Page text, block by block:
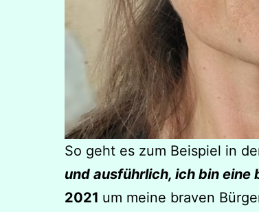
So geht es zum Beispiel in
und ausführlich, ich bin eine
2021 um meine braven